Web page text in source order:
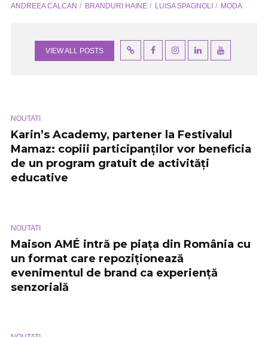
ANDREEA CALCAN BRANDURI HAINE LUISA SPAGNOLI MODA
VIEW ALL POSTS
NOUTATI
Karin’s Academy, partener la Festivalul
Mamaz: copiii participanților vor beneficia
de un program gratuit de activități
educative
NOUTATI
Maison AMÉ intră pe piața din România cu
un format care repoziționează
evenimentul de brand ca experiență
senzorială